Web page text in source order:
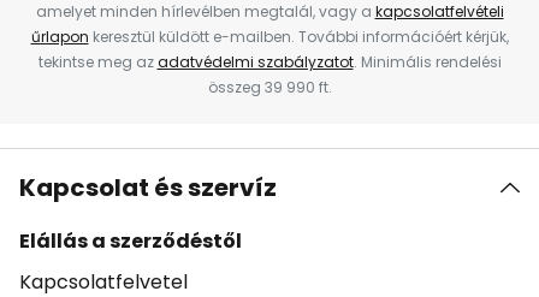
amelyet minden hírlevélben megtalál, vagy a kapcsolatfelvételi
űrlapon keresztül küldött e-mailben. További információért kérjük,
tekintse meg azadatvédelmi szabályzatot. Minimális rendelési
összeg 39 990 ft.
Kapcsolat és szervíz
Elállás a szerződéstől
Kapcsolatfelvetel